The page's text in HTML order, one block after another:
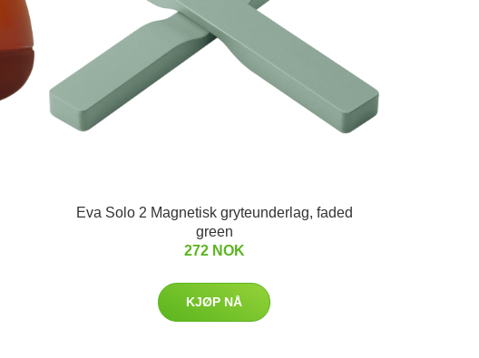
Eva Solo 2 Magnetisk gryteunderlag, faded
green
272 NOK
KJØP NÅ